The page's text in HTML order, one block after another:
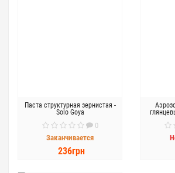
Паста структурная зернистая -
Solo Goya
0
Заканчивается
236грн